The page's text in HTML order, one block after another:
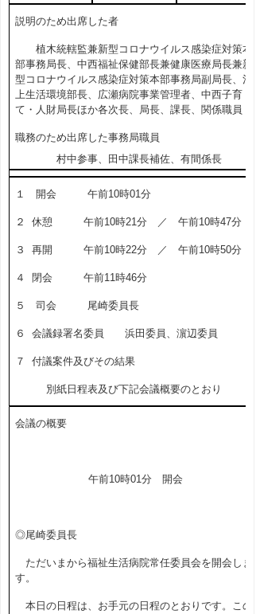
説明のため出席した者
植木統轄監兼新型コロナウイルス感染症対策本
部事務局長、中西福祉保健部長兼健康医療局長兼新
型コロナウイルス感染症対策本部事務局副局長、池
上生活環境部長、広瀬病院事業管理者、中西子育
て・人財局長ほか各次長、局長、課長、関係職員
職務のため出席した事務局職員
村中参事、田中課長補佐、有間係長
１ 開会 午前10時01分
２ 休憩 午前10時21分 ／ 午前10時47分
３ 再開 午前10時22分 ／ 午前10時50分
４ 閉会 午前11時46分
５ 司会 尾崎委員長
６ 会議録署名委員 浜田委員、濵辺委員
７ 付議案件及びその結果
別紙日程表及び下記会議概要のとおり
会議の概要
午前10時01分 開会
◎尾崎委員長
ただいまから福祉生活病院常任委員会を開会しま
す。
本日の日程は、お手元の日程のとおりです。この